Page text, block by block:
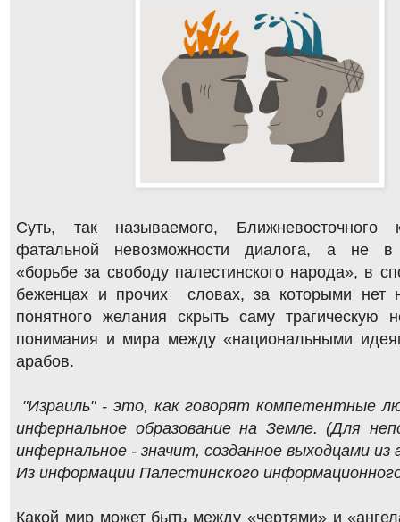
Суть, так называемого, Ближневосточного
фатальной невозможности диалога, а не в
«борьбе за свободу палестинского народа», в
беженцах и прочих словах, за которыми нет
понятного желания скрыть саму трагическую
понимания и мира между «национальными
арабов.
"Израиль" - это, как говорят компетентные
инфернальное образование на Земле. (Для
инфернальное - значит, созданное выходцами из
Из информации Палестинского
Какой мир может быть между «чертями» и